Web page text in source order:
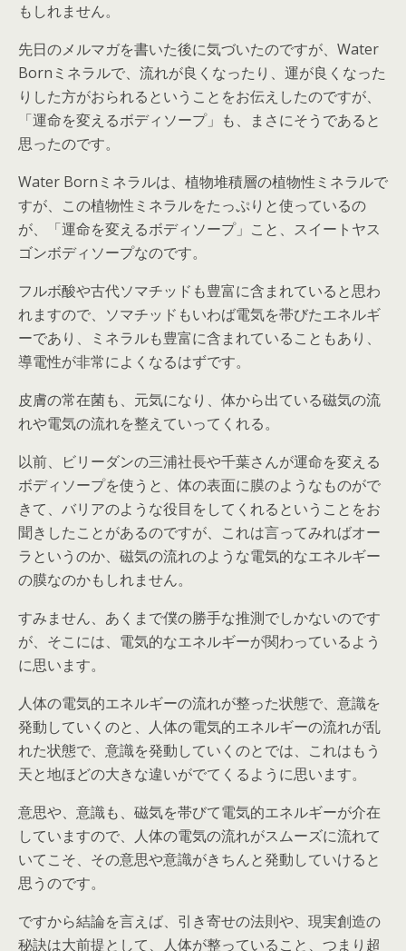
もしれません。
先日のメルマガを書いた後に気づいたのですが、Water
Bornミネラルで、流れが良くなったり、運が良くなった
りした方がおられるということをお伝えしたのですが、
「運命を変えるボディソープ」も、まさにそうであると
思ったのです。
Water Bornミネラルは、植物堆積層の植物性ミネラルで
すが、この植物性ミネラルをたっぷりと使っているの
が、「運命を変えるボディソープ」こと、スイートヤス
ゴンボディソープなのです。
フルボ酸や古代ソマチッドも豊富に含まれていると思わ
れますので、ソマチッドもいわば電気を帯びたエネルギ
ーであり、ミネラルも豊富に含まれていることもあり、
導電性が非常によくなるはずです。
皮膚の常在菌も、元気になり、体から出ている磁気の流
れや電気の流れを整えていってくれる。
以前、ビリーダンの三浦社長や千葉さんが運命を変える
ボディソープを使うと、体の表面に膜のようなものがで
きて、バリアのような役目をしてくれるということをお
聞きしたことがあるのですが、これは言ってみればオー
ラというのか、磁気の流れのような電気的なエネルギー
の膜なのかもしれません。
すみません、あくまで僕の勝手な推測でしかないのです
が、そこには、電気的なエネルギーが関わっているよう
に思います。
人体の電気的エネルギーの流れが整った状態で、意識を
発動していくのと、人体の電気的エネルギーの流れが乱
れた状態で、意識を発動していくのとでは、これはもう
天と地ほどの大きな違いがでてくるように思います。
意思や、意識も、磁気を帯びて電気的エネルギーが介在
していますので、人体の電気の流れがスムーズに流れて
いてこそ、その意思や意識がきちんと発動していけると
思うのです。
ですから結論を言えば、引き寄せの法則や、現実創造の
秘訣は大前提として、人体が整っていること、つまり超